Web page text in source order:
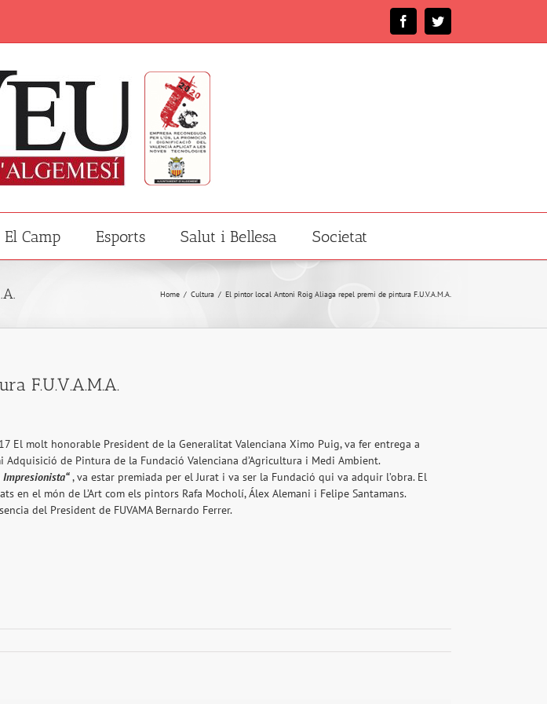
FacebookTwitter
El Camp Esports Salut i Bellesa Societat
Home / Cultura / El pintor local Antoni Roig Aliaga repel premi de pintura F.U.V.A.M.A.
F.U.V.A.M.A.
El molt honorable President de la Generalitat Valenciana Ximo Puig, va fer entrega a
Adquisició de Pintura de la Fundació Valenciana d’Agricultura i Medi Ambient.
Impresionista“, va estar premiada per el Jurat i va ser la Fundació qui va adquir l’obra. El
en el món de L’Art com els pintors Rafa Mocholí, Álex Alemani i Felipe Santamans.
del President de FUVAMA Bernardo Ferrer.